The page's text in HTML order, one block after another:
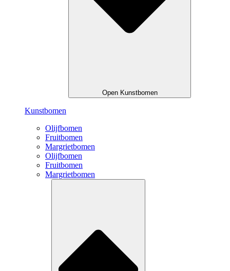
Open Kunstbomen
Kunstbomen
Olijfbomen
Fruitbomen
Margrietbomen
Olijfbomen
Fruitbomen
Margrietbomen